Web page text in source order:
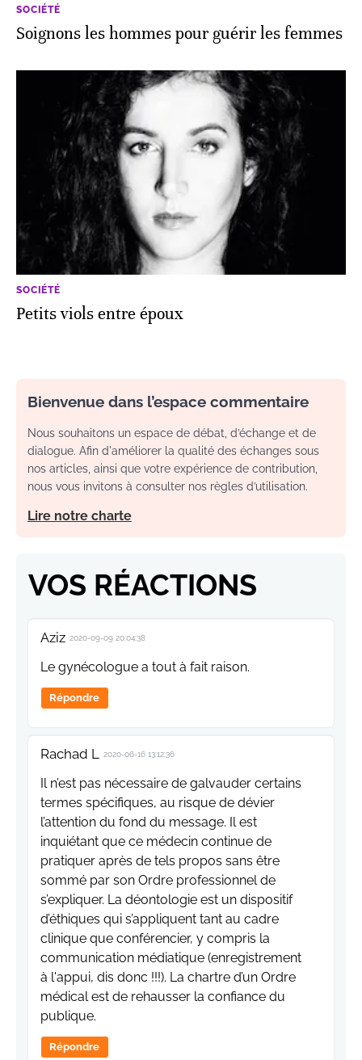
SOCIÉTÉ
Soignons les hommes pour guérir les femmes
SOCIÉTÉ
Petits viols entre époux
Bienvenue dans l’espace commentaire
Nous souhaitons un espace de débat, d’échange et de
dialogue. Afin d'améliorer la qualité des échanges sous
nos articles, ainsi que votre expérience de contribution,
nous vous invitons à consulter nos règles d’utilisation.
Lire notre charte
VOS RÉACTIONS
Aziz 2020-09-09 20:04:38
Le gynécologue a tout à fait raison.
Répondre
Rachad L 2020-06-16 13:12:36
Il n’est pas nécessaire de galvauder certains
termes spécifiques, au risque de dévier
l’attention du fond du message. Il est
inquiétant que ce médecin continue de
pratiquer après de tels propos sans être
sommé par son Ordre professionnel de
s’expliquer. La déontologie est un dispositif
d’éthiques qui s’appliquent tant au cadre
clinique que conférencier, y compris la
communication médiatique (enregistrement
à l'appui, dis donc !!!). La chartre d’un Ordre
médical est de rehausser la confiance du
publique.
Répondre